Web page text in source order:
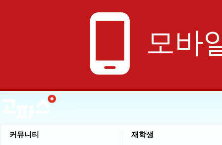
phone_android 모바
커뮤니티 재학생